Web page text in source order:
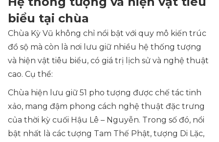
biểu tại chùa
Chùa Kỳ Vũ không chỉ nổi bật với quy mô kiến trúc
đồ sộ mà còn là nơi lưu giữ nhiều hệ thống tượng
và hiện vật tiêu biểu, có giá trị lịch sử và nghệ thuật
cao. Cụ thể:
Chùa hiện lưu giữ 51 pho tượng được chế tác tinh
xảo, mang đậm phong cách nghệ thuật đặc trưng
của thời kỳ cuối Hậu Lê – Nguyễn. Trong số đó, nổi
bật nhất là các tượng Tam Thế Phật, tượng Di Lặc,